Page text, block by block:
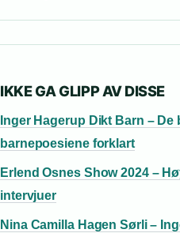
IKKE GA GLIPP AV DISSE
Inger Hagerup Dikt Barn – De
barnepoesiene forklart
Erlend Osnes Show 2024 –
intervjuer
Nina Camilla Hagen Sørli –